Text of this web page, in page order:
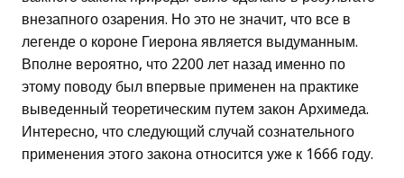
внезапного озарения. Но это не значит, что все в
легенде о короне Гиерона является выдуманным.
Вполне вероятно, что 2200 лет назад именно по
этому поводу был впервые применен на практике
выведенный теоретическим путем закон Архимеда.
Интересно, что следующий случай сознательного
применения этого закона относится уже к 1666 году.